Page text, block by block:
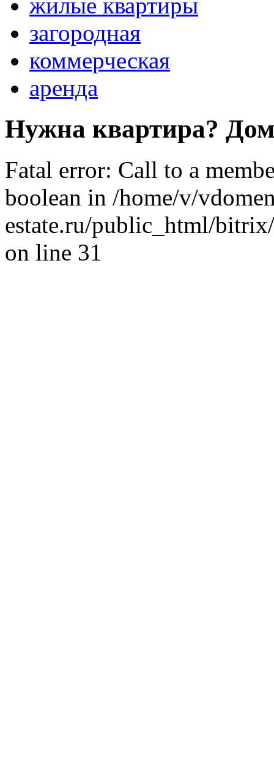
загородная
коммерческая
аренда
Нужна квартира?
Fatal error: Call to a
boolean in /home/v/
estate.ru/public_html/
on line 31